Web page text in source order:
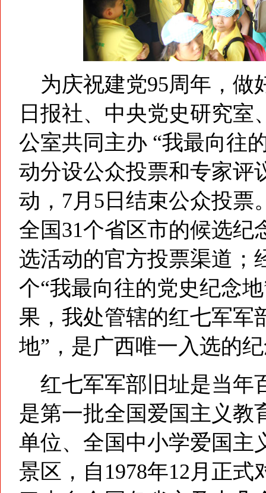
为庆祝建党95周年，做
日报社、中央党史研究
公室共同主办 “我最向往
动分设公众投票和专家评
动，7月5日结束公众投票
全国31个省区市的候选纪
选活动的官方投票渠道；
个“我最向往的党史纪念
果，我处管辖的红七军军
地”，是广西唯一入选的
红七军军部旧址是当年
是第一批全国爱国主义教
单位、全国中小学爱国主
景区，自1978年12月正